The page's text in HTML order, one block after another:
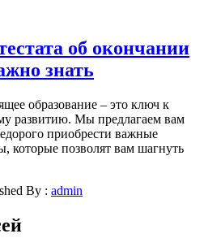
об окончании
знать
образование – это ключ к
развитию. Мы предлагаем вам
приобрести важные
которые позволят вам шагнуть
By : admin